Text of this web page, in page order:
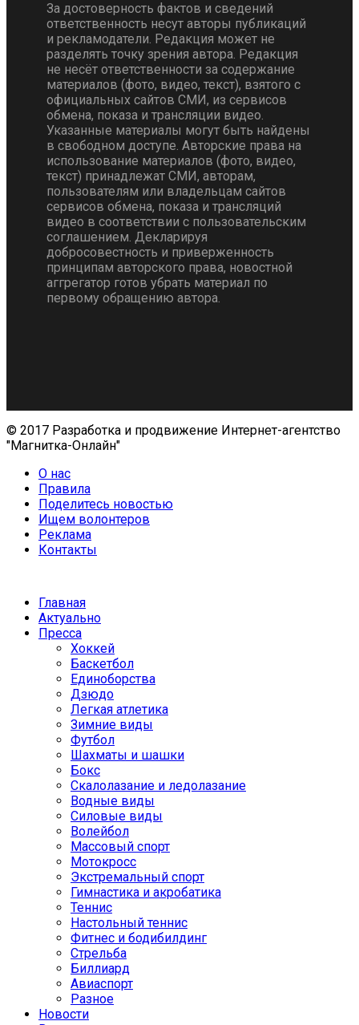
За достоверность фактов и сведений
ответственность несут авторы публикаций
и рекламодатели. Редакция может не
разделять точку зрения автора. Редакция
не несёт ответственности за содержание
материалов (фото, видео, текст), взятого с
официальных сайтов СМИ, из сервисов
обмена, показа и трансляции видео.
Указанные материалы могут быть найдены
в свободном доступе. Авторские права на
использование материалов (фото, видео,
текст) принадлежат СМИ, авторам,
пользователям или владельцам сайтов
сервисов обмена, показа и трансляций
видео в соответствии с пользовательским
соглашением. Декларируя
добросовестность и приверженность
принципам авторского права, новостной
аггрегатор готов убрать материал по
первому обращению автора.
© 2017 Разработка и продвижение Интернет-агентство
"Магнитка-Онлайн"
О нас
Правила
Поделитесь новостью
Ищем волонтеров
Реклама
Контакты
Главная
Актуально
Пресса
Хоккей
Баскетбол
Единоборства
Дзюдо
Легкая атлетика
Зимние виды
Футбол
Шахматы и шашки
Бокс
Скалолазание и ледолазание
Водные виды
Силовые виды
Волейбол
Массовый спорт
Мотокросс
Экстремальный спорт
Гимнастика и акробатика
Теннис
Настольный теннис
Фитнес и бодибилдинг
Стрельба
Биллиард
Авиаспорт
Разное
Новости